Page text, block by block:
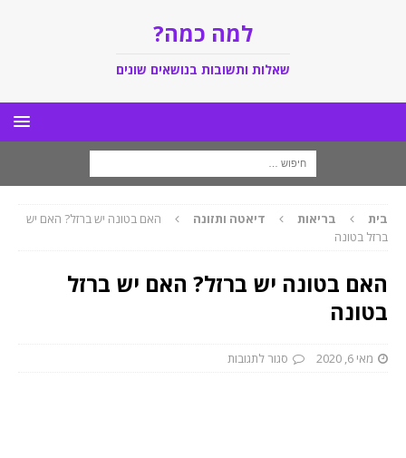
למה כמה?
שאלות ותשובות בנושאים שונים
בית בריאות דיאטה ותזונה
האם בטונה יש ברזל? האם יש
ברזל בטונה
האם בטונה יש ברזל? האם יש ברזל
בטונה
מאי 6, 2020 סגור לתגובות